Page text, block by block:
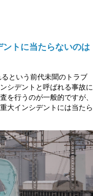
トに当たらないのは
という前代未聞のトラブ
シデントと呼ばれる事故に
を行うのが一般的ですが、
大インシデントには当たら